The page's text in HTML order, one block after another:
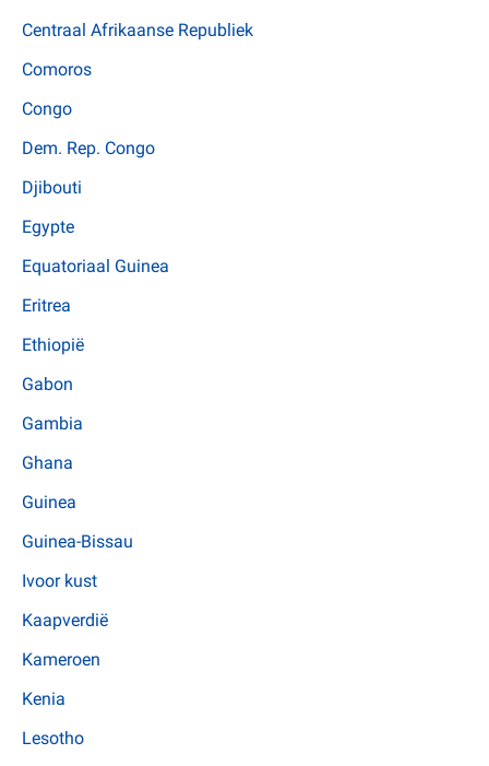
Centraal Afrikaanse Republiek
Comoros
Congo
Dem. Rep. Congo
Djibouti
Egypte
Equatoriaal Guinea
Eritrea
Ethiopië
Gabon
Gambia
Ghana
Guinea
Guinea-Bissau
Ivoor kust
Kaapverdië
Kameroen
Kenia
Lesotho